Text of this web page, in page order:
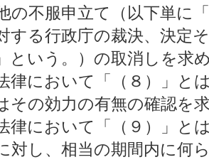
の不服申立て（以下単に
する行政庁の裁決、決定
という。）の取消しを求
において「（８）」と
その効力の有無の確認を
において「（９）」と
対し、相当の期間内に何